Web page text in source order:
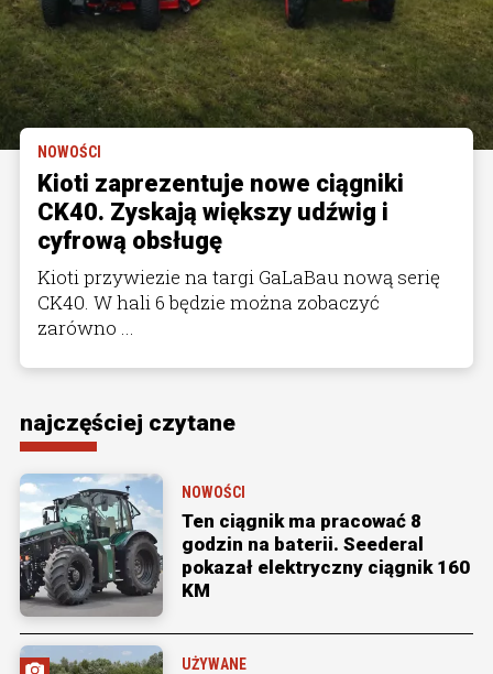
NOWOŚCI
Kioti zaprezentuje nowe ciągniki
CK40. Zyskają większy udźwig i
cyfrową obsługę
Kioti przywiezie na targi GaLaBau nową serię
CK40. W hali 6 będzie można zobaczyć
zarówno ...
najczęściej czytane
NOWOŚCI
Ten ciągnik ma pracować 8
godzin na baterii. Seederal
pokazał elektryczny ciągnik 160
KM
UŻYWANE